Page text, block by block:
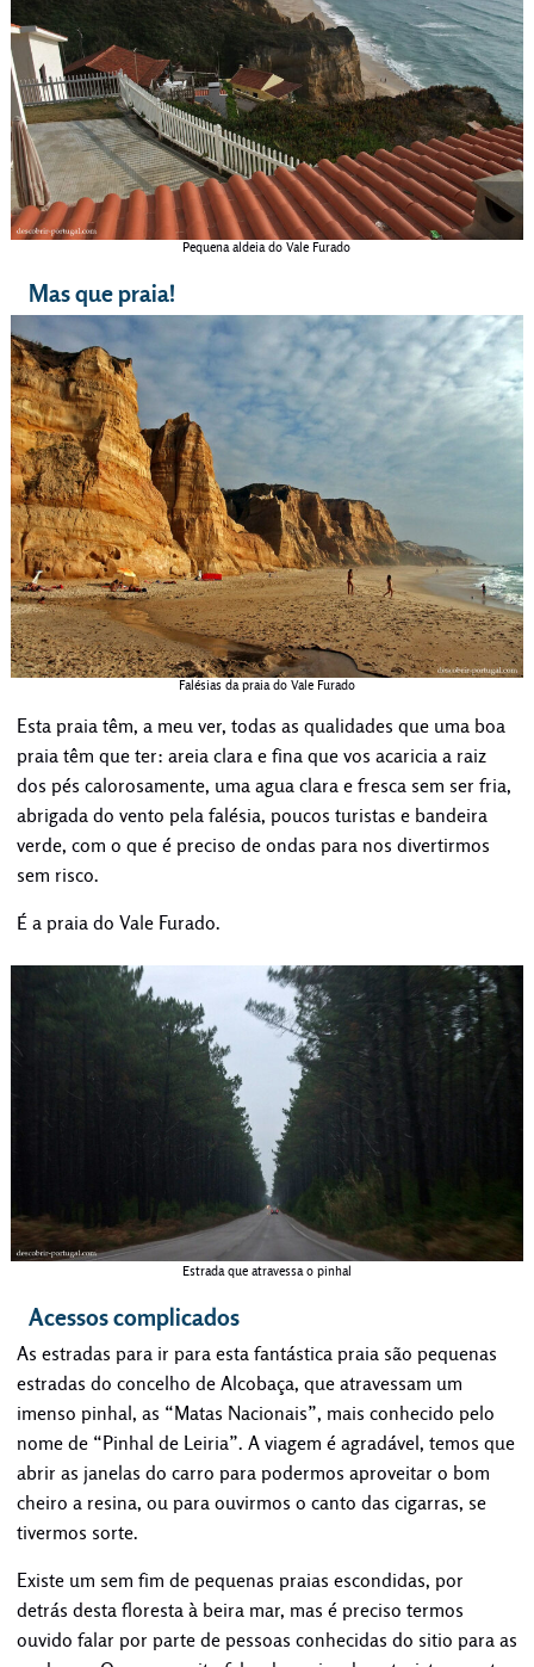
Pequena aldeia do Vale Furado
Mas que praia!
Falésias da praia do Vale Furado
Esta praia têm, a meu ver, todas as qualidades que uma boa
praia têm que ter: areia clara e fina que vos acaricia a raiz
dos pés calorosamente, uma agua clara e fresca sem ser fria,
abrigada do vento pela falésia, poucos turistas e bandeira
verde, com o que é preciso de ondas para nos divertirmos
sem risco.
É a praia do Vale Furado.
Estrada que atravessa o pinhal
Acessos complicados
As estradas para ir para esta fantástica praia são pequenas
estradas do concelho de Alcobaça, que atravessam um
imenso pinhal, as “Matas Nacionais”, mais conhecido pelo
nome de “Pinhal de Leiria”. A viagem é agradável, temos que
abrir as janelas do carro para podermos aproveitar o bom
cheiro a resina, ou para ouvirmos o canto das cigarras, se
tivermos sorte.
Existe um sem fim de pequenas praias escondidas, por
detrás desta floresta à beira mar, mas é preciso termos
ouvido falar por parte de pessoas conhecidas do sitio para as